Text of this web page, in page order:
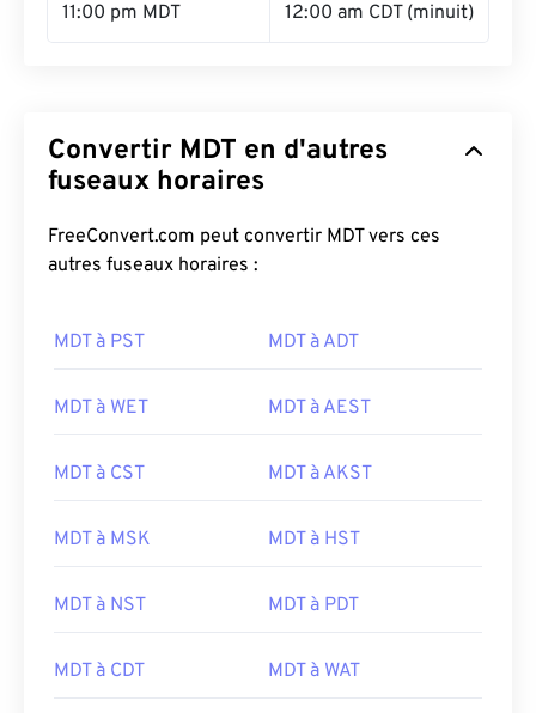
11:00 pm MDT 12:00 am CDT (minuit)
Convertir MDT en d'autres
fuseaux horaires
FreeConvert.com peut convertir MDT vers ces
autres fuseaux horaires :
MDT à PST MDT à ADT
MDT à WET MDT à AEST
MDT à CST MDT à AKST
MDT à MSK MDT à HST
MDT à NST MDT à PDT
MDT à CDT MDT à WAT